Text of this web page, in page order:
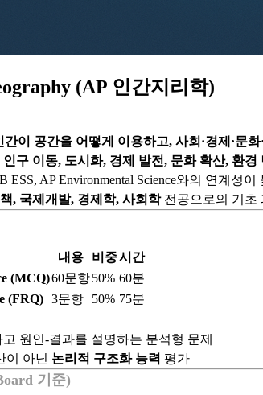
(AP 인간지리학)
간이 공간을 어떻게 이용하고, 사회·경제·문
인구 이동, 도시화, 경제 발전, 문화 확산, 환경
ESS, AP Environmental Science와의 연계성이
, 국제개발, 경제학, 사회학전공으로의 기초
내용 비중시간
(MCQ)60문항50% 60분
(FRQ) 3문항 50% 75분
원인-결과를 설명하는 분석형 문제
이 아닌 논리적 구조화 능력 평가
기준)